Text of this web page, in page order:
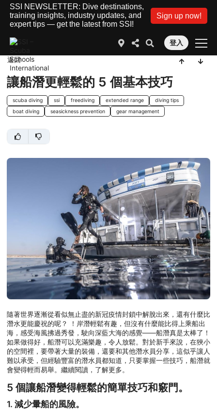
SSI NEWSLETTER: Dive destinations,
training insights, industry updates, and
expert tips — get the latest from SSI!
Sign up now!
登入
返回
讓船潛更輕鬆的 5 個基本技巧
scuba diving ssi freediving extended range
diving tips
boat diving
seasickness prevention gear management
隨著世界逐漸從看似無止盡的新冠疫情封鎖中解脫出來，還有什麼比
潛水更能慶祝的呢？ ！岸潛輕鬆有趣，但沒有什麼能比得上乘船出
海，感受海風拂過秀發，駛向深藍大海的感覺——船潛真是太棒了！
如果做得好，船潛可以充滿樂趣，令人放鬆。對於新手來說，在狹小
的空間裡，要帶著大量的裝備，還要和其他潛水員分享，這似乎讓人
難以承受，但經驗豐富的潛水員都知道，只要掌握一些技巧，船潛就
會變得輕而易舉。繼續閱讀，了解更多。
5 個讓船潛變得輕鬆的簡單技巧和竅門。
1. 減少暈船的風險。